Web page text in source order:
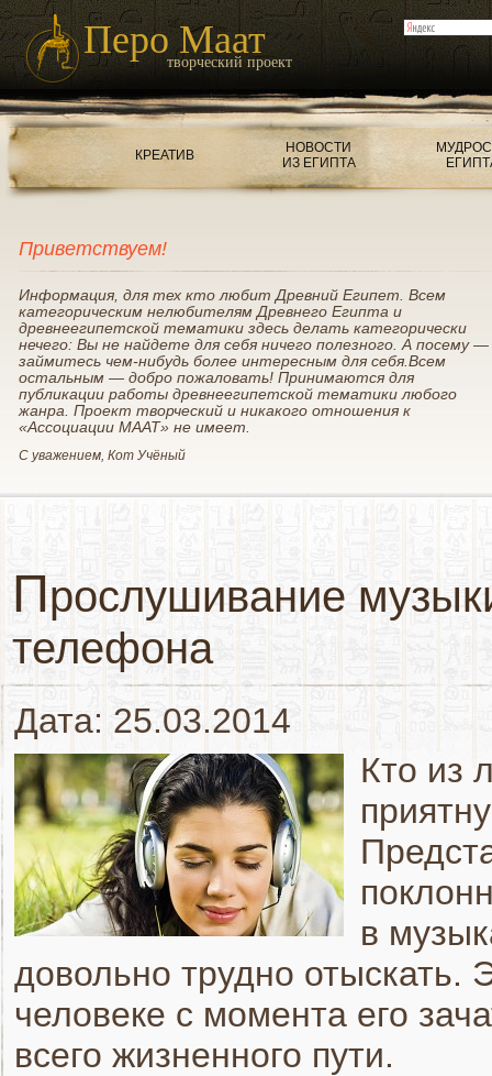
Перо Маат
творческий проект
КРЕАТИВ
НОВОСТИ
ИЗ ЕГИПТА
Приветствуем!
Информация, для тех кто любит Древний Египет. Всем
категорическим нелюбителям Древнего Египта и
древнеегипетской тематики здесь делать категорически
нечего: Вы не найдете для себя ничего полезного. А посему —
займитесь чем-нибудь более интересным для себя.Всем
остальным — добро пожаловать! Принимаются для
публикации работы древнеегипетской тематики любого
жанра. Проект творческий и никакого отношения к
«Ассоциации МААТ» не имеет.
С уважением, Кот Учёный
Прослушивание
телефона
Дата: 25.03.2014
Кто из
в
довольно трудно отыскать.
человеке с момента его
всего жизненного пути.